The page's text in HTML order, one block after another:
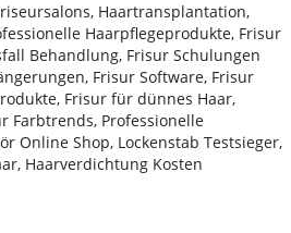
Haartransplantation,
Haarpflegeprodukte, Frisur
Behandlung, Frisur Schulungen
Frisur Software, Frisur
Frisur für dünnes Haar,
Farbtrends, Professionelle
Online Shop, Lockenstab Testsieger,
Haarverdichtung Kosten